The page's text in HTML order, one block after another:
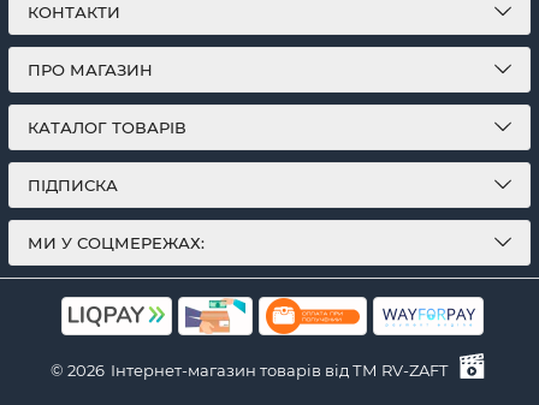
КОНТАКТИ
ПРО МАГАЗИН
КАТАЛОГ ТОВАРІВ
ПІДПИСКА
МИ У СОЦМЕРЕЖАХ:
© 2026 Інтернет-магазин товарів від ТМ RV-ZAFT